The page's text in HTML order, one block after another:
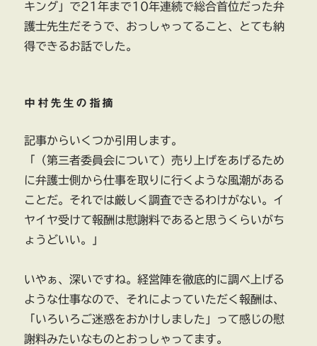
用
に
キング」で21年まで10年連続で総合首位だった弁
護士先生だそうで、おっしゃってること、とても納
得できるお話でした。
中村先生の指摘
記事からいくつか引用します。
「（第三者委員会について）売り上げをあげるため
に弁護士側から仕事を取りに行くような風潮がある
ことだ。それでは厳しく調査できるわけがない。イ
ヤイヤ受けて報酬は慰謝料であると思うくらいがち
ょうどいい。」
いやぁ、深いですね。経営陣を徹底的に調べ上げる
ような仕事なので、それによっていただく報酬は、
「いろいろご迷惑をおかけしました」って感じの慰
謝料みたいなものとおっしゃってます。